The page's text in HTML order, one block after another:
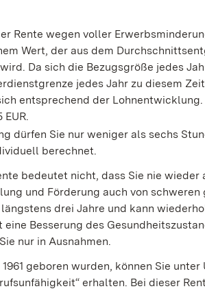
Rente wegen voller
Wert, der aus dem
Da sich die Bezugsgröße jedes
jedes Jahr zu diesem
entsprechend der
dürfen Sie nur weniger als sechs
berechnet.
bedeutet nicht, dass Sie nie wieder
und Förderung auch von
drei Jahre und kann
Besserung des
nur in Ausnahmen.
geboren wurden, können Sie
erhalten. Bei dieser